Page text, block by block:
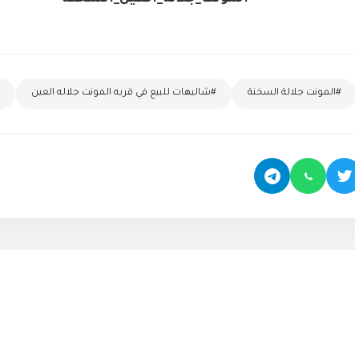
#المونت جلالة السخنة #شاليهات للبيع في قريه المونت جلاله العين